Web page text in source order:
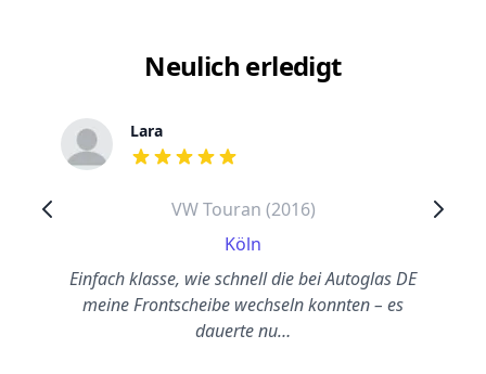
Neulich erledigt
Lara
out of 5 stars
VW Touran (2016)
Köln
Einfach klasse, wie schnell die bei Autoglas DE
meine Frontscheibe wechseln konnten – es
dauerte nu…